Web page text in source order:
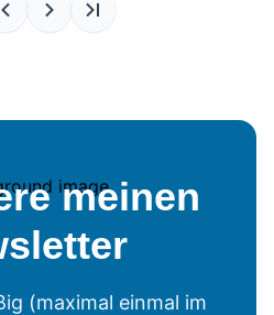
meinen
(maximal einmal im